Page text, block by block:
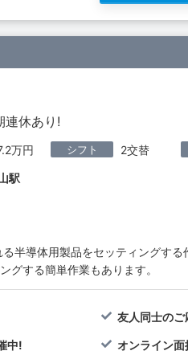
連休あり!
万円 シフト 2交替
駅
半導体用製品をセッティングす
グする簡単作業もあります。
友人同士のご
中! オンライン面